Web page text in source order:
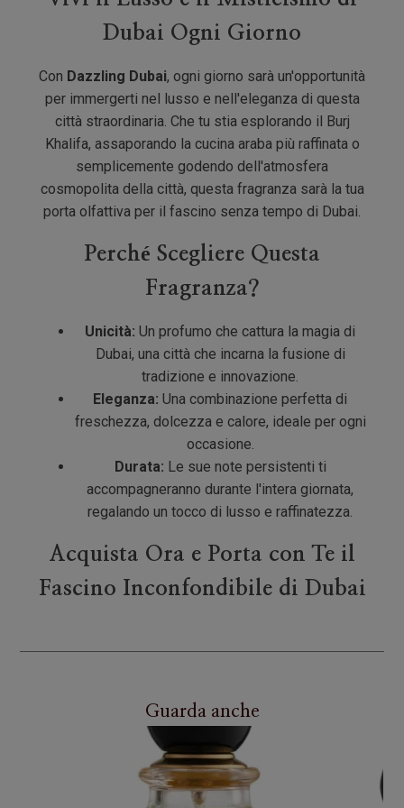
Dubai Ogni Giorno
Con Dazzling Dubai, ogni giorno sarà un'opportunità
per immergerti nel lusso e nell'eleganza di questa
città straordinaria. Che tu stia esplorando il Burj
Khalifa, assaporando la cucina araba più raffinata o
semplicemente godendo dell'atmosfera
cosmopolita della città, questa fragranza sarà la tua
porta olfattiva per il fascino senza tempo di Dubai.
Perché Scegliere Questa
Fragranza?
Unicità: Un profumo che cattura la magia di
Dubai, una città che incarna la fusione di
tradizione e innovazione.
Eleganza: Una combinazione perfetta di
freschezza, dolcezza e calore, ideale per ogni
occasione.
Durata: Le sue note persistenti ti
accompagneranno durante l'intera giornata,
regalando un tocco di lusso e raffinatezza.
Acquista Ora e Porta con Te il
Fascino Inconfondibile di Dubai
Guarda anche